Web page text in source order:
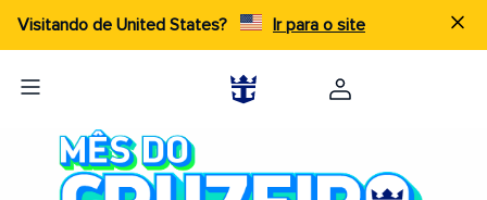
Visitando de United States? Ir para o site